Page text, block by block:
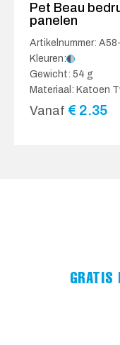
Pet Beau
panelen
Artikelnummer:
Kleuren:
Gewicht: 54 g
Materiaal: Katoen
Vanaf € 2.35
GRATIS